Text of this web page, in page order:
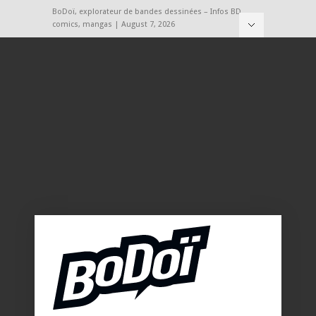
BoDoï, explorateur de bandes dessinées – Infos BD,
comics, mangas | August 7, 2026